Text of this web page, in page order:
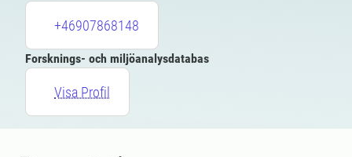
+46907868148
Forsknings- och miljöanalysdatabas
Visa Profil